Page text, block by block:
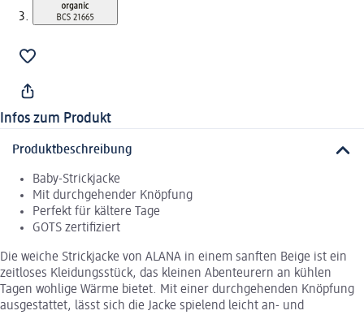
Infos zum Produkt
Produktbeschreibung
Baby-Strickjacke
Mit durchgehender Knöpfung
Perfekt für kältere Tage
GOTS zertifiziert
Die weiche Strickjacke von ALANA in einem sanften Beige ist ein
zeitloses Kleidungsstück, das kleinen Abenteurern an kühlen
Tagen wohlige Wärme bietet. Mit einer durchgehenden Knöpfung
ausgestattet, lässt sich die Jacke spielend leicht an- und